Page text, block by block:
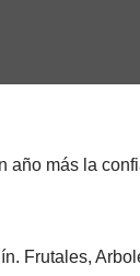
año más la
Frutales,